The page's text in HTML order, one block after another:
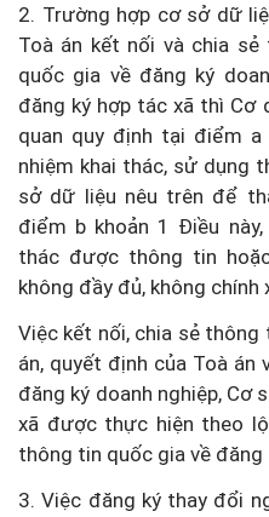
2. Trường hợp cơ sở dữ
Toà án kết nối và chia
quốc gia về đăng ký
đăng ký hợp tác xã thì Cơ
quan quy định tại điểm
nhiệm khai thác, sử dụng
sở dữ liệu nêu trên để
điểm b khoản 1 Điều
thác được thông tin
không đầy đủ, không chính
Việc kết nối, chia sẻ
án, quyết định của Toà án
đăng ký doanh nghiệp, Cơ
xã được thực hiện theo
thông tin quốc gia về đăng
3. Việc đăng ký thay đổi